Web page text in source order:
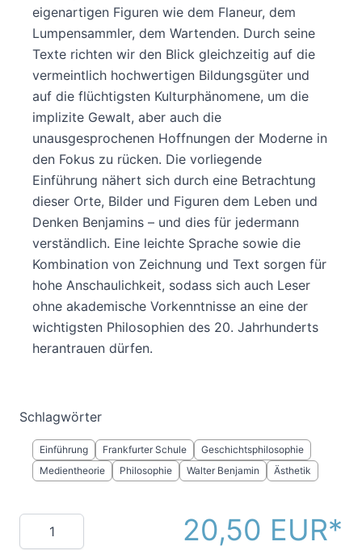
eigenartigen Figuren wie dem Flaneur, dem
Lumpensammler, dem Wartenden. Durch seine
Texte richten wir den Blick gleichzeitig auf die
vermeintlich hochwertigen Bildungsgüter und
auf die flüchtigsten Kulturphänomene, um die
implizite Gewalt, aber auch die
unausgesprochenen Hoffnungen der Moderne in
den Fokus zu rücken. Die vorliegende
Einführung nähert sich durch eine Betrachtung
dieser Orte, Bilder und Figuren dem Leben und
Denken Benjamins – und dies für jedermann
verständlich. Eine leichte Sprache sowie die
Kombination von Zeichnung und Text sorgen für
hohe Anschaulichkeit, sodass sich auch Leser
ohne akademische Vorkenntnisse an eine der
wichtigsten Philosophien des 20. Jahrhunderts
herantrauen dürfen.
Schlagwörter
Einführung Frankfurter Schule
Geschichtsphilosophie
Medientheorie
Philosophie Walter Benjamin Ästhetik
Menge 20,50 EUR